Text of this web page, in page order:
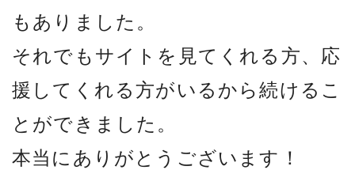
もありました。
それでもサイトを見てくれる方、応
援してくれる方がいるから続けるこ
とができました。
本当にありがとうございます！